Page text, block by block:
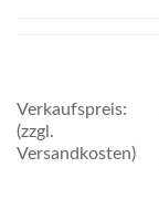
Verkaufspreis:
(zzgl.
Versandkosten)